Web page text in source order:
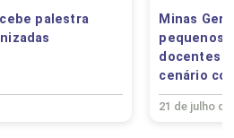
DE SOUZA
palestra
Minas
pequenos
docentes
cenário
21 de julho de